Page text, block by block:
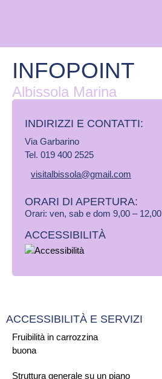
INFOPOINT
Albissola Marina
INDIRIZZI E CONTATTI:​
Via Garbarino
Tel. 019 400 2525
visitalbissola@gmail.com
ORARI DI APERTURA:
Orari: ven, sab e dom 9,00 – 12,00
ACCESSIBILITÀ
Fruibilità in carrozzina
buona
Struttura generale su un piano
ACCESSIBILITÀ E SERVIZI